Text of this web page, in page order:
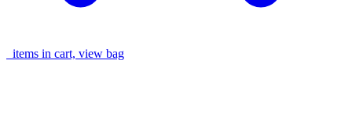
items in cart, view bag